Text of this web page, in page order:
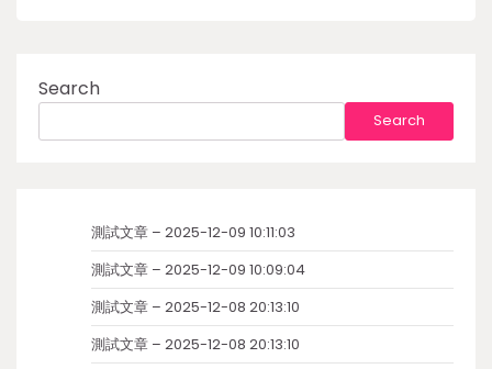
Search
Search
測試文章 – 2025-12-09 10:11:03
測試文章 – 2025-12-09 10:09:04
測試文章 – 2025-12-08 20:13:10
測試文章 – 2025-12-08 20:13:10